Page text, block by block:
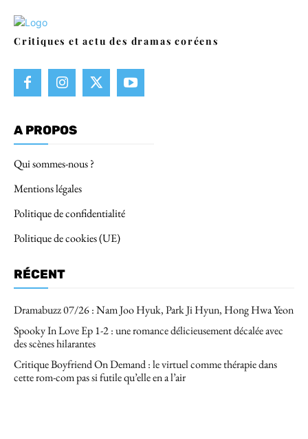
Critiques et actu des dramas coréens
A PROPOS
Qui sommes-nous ?
Mentions légales
Politique de confidentialité
Politique de cookies (UE)
RÉCENT
Dramabuzz 07/26 : Nam Joo Hyuk, Park Ji Hyun, Hong Hwa Yeon
Spooky In Love Ep 1-2 : une romance délicieusement décalée avec
des scènes hilarantes
Critique Boyfriend On Demand : le virtuel comme thérapie dans
cette rom-com pas si futile qu’elle en a l’air